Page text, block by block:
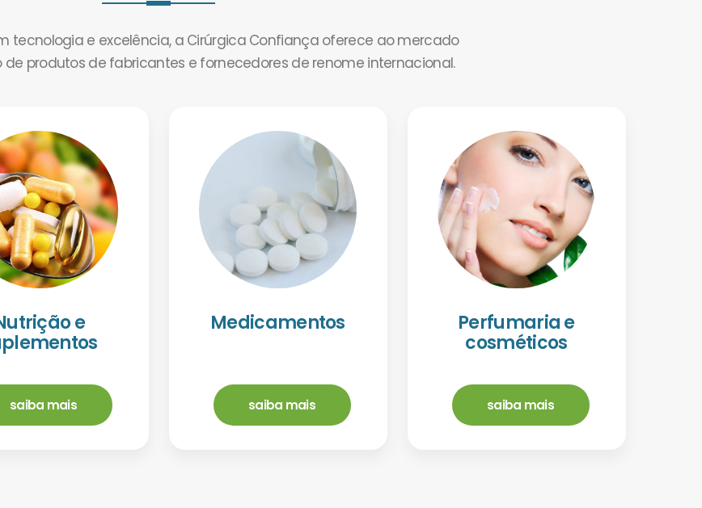
tecnologia e excelência, a Cirúrgica Confiança oferece ao mercado
de produtos de fabricantes e fornecedores de renome internacional.
e
saiba mais
Medicamentos
saiba mais
Perfumaria e
cosméticos
saiba mais